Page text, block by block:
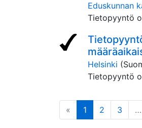
Eduskunnan
Tietopyyntö
Helsinki
Tietopyyntö
« edellinen
1 (tämä sivu)
2 3 …